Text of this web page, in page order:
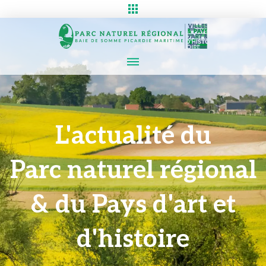
L'actualité du
Parc naturel régional
& du Pays d'art et
d'histoire